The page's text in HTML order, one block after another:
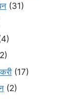
(31)
(17)
(2)